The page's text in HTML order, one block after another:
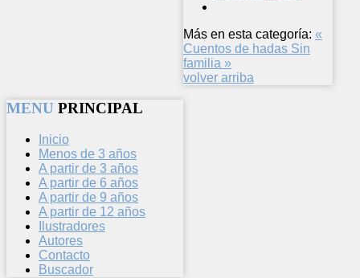
Más en esta categoría: «
Cuentos de hadas Sin
familia »
volver arriba
MENU PRINCIPAL
Inicio
Menos de 3 años
A partir de 3 años
A partir de 6 años
A partir de 9 años
A partir de 12 años
Ilustradores
Autores
Contacto
Buscador